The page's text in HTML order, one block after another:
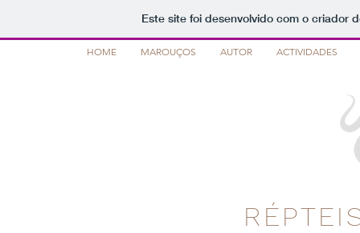
Este site foi desenvolvido com o criador
HOME MAROUÇOS AUTOR ACTIVIDADES